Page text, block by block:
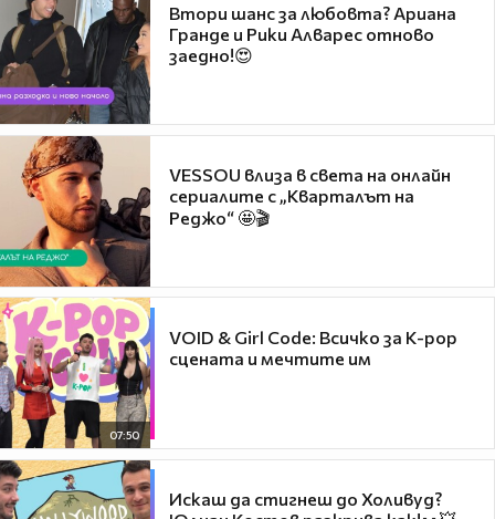
Втори шанс за любовта? Ариана
Гранде и Рики Алварес отново
заедно!😍
VESSOU влиза в света на онлайн
сериалите с „Кварталът на
Реджо“ 🤩🎬
07:50
VOID & Girl Code: Всичко за K-pop
сцената и мечтите им
Искаш да стигнеш до Холивуд?